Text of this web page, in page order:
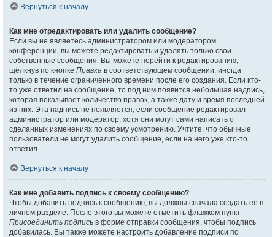
Вернуться к началу
Как мне отредактировать или удалить сообщение?
Если вы не являетесь администратором или модератором
конференции, вы можете редактировать и удалять только свои
собственные сообщения. Вы можете перейти к редактированию,
щёлкнув по кнопке Правка в соответствующем сообщении, иногда
только в течение ограниченного времени после его создания. Если кто-
то уже ответил на сообщение, то под ним появится небольшая надпись,
которая показывает количество правок, а также дату и время последней
из них. Эта надпись не появляется, если сообщение редактировал
администратор или модератор, хотя они могут сами написать о
сделанных изменениях по своему усмотрению. Учтите, что обычные
пользователи не могут удалить сообщение, если на него уже кто-то
ответил.
Вернуться к началу
Как мне добавить подпись к своему сообщению?
Чтобы добавить подпись к сообщению, вы должны сначала создать её в
личном разделе. После этого вы можете отметить флажком пункт
Присоединить подпись в форме отправки сообщения, чтобы подпись
добавилась. Вы также можете настроить добавление подписи по